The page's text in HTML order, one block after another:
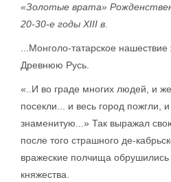
«Золотые врата»
20-30-е годы XIII в.
...Монголо-татарское
Древнюю Русь.
«..И во граде многих людей, и
посекли... и весь город пожгли,
знаменитую...» Так выражал
после того страшного де-
вражеские полчища обрушились
княжества.